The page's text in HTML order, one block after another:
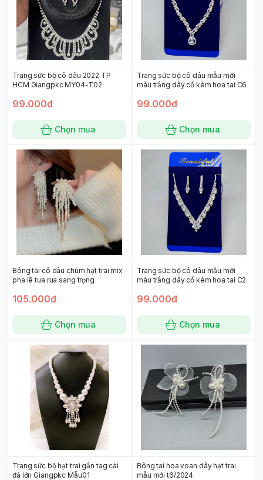
Trang sức bộ cô dâu 2022 TP
HCM Giangpkc MY04-T02
99.000đ
Chọn mua
Trang sức bộ cô dâu mẫu mới
màu trắng dây cổ kèm hoa tai C6
99.000đ
Chọn mua
Bông tai cô dâu chùm hạt trai mix
pha lê tua rua sang trọng
105.000đ
Chọn mua
Trang sức bộ cô dâu mẫu mới
màu trắng dây cổ kèm hoa tai C2
99.000đ
Chọn mua
Trang sức bộ hạt trai gắn tag cài
đá lớn Giangpkc Mẫu01
Bông tai hoa voan dây hạt trai
mẫu mới t6/2024